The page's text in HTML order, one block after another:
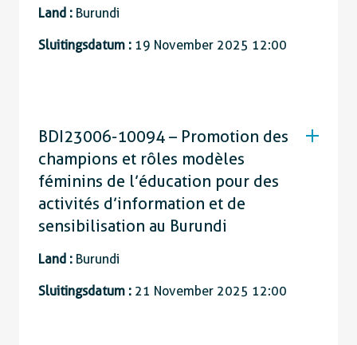
Land : Burundi
Sluitingsdatum : 19 November 2025 12:00
BDI23006-10094 – Promotion des
champions et rôles modèles
féminins de l’éducation pour des
activités d’information et de
sensibilisation au Burundi
Land : Burundi
Sluitingsdatum : 21 November 2025 12:00